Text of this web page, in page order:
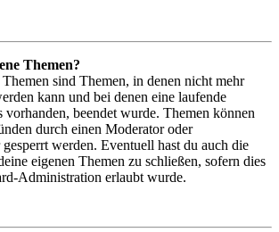
Themen?
Themen sind Themen, in denen nicht mehr
kann und bei denen eine laufende
vorhanden, beendet wurde. Themen können
durch einen Moderator oder
werden. Eventuell hast du auch die
eigenen Themen zu schließen, sofern dies
Administration erlaubt wurde.